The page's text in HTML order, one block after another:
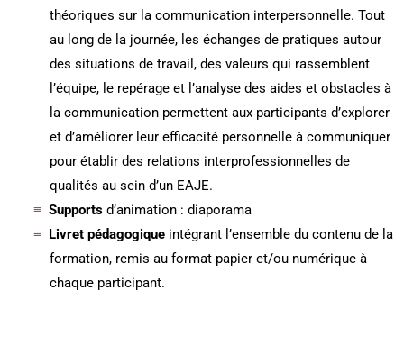
théoriques sur la communication interpersonnelle. Tout
au long de la journée, les échanges de pratiques autour
des situations de travail, des valeurs qui rassemblent
l’équipe, le repérage et l’analyse des aides et obstacles à
la communication permettent aux participants d’explorer
et d’améliorer leur efficacité personnelle à communiquer
pour établir des relations interprofessionnelles de
qualités au sein d’un EAJE.
Supports d’animation : diaporama
Livret pédagogique intégrant l’ensemble du contenu de la
formation, remis au format papier et/ou numérique à
chaque participant.